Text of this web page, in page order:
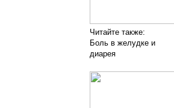
Читайте также:
Боль в желудке и
диарея